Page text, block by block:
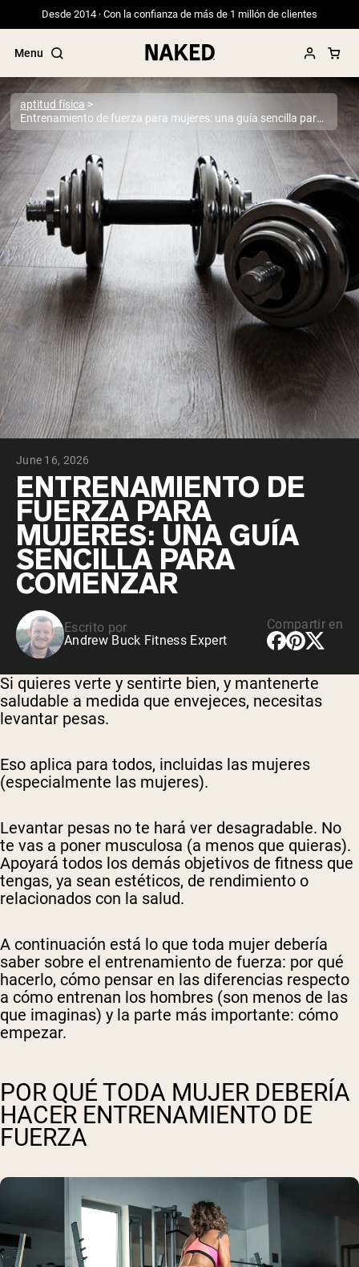
Desde 2014 · Con la confianza de más de 1 millón de clientes
Menu
Términos de Búsqueda Populares
”Protein Powder“
”Overnight Oats“
”Vegan protein“
”Collagen“
”Micellar Casein“
aptitud física
Entrenamiento de fuerza para mujeres: una guía sencilla para comenzar
June 16, 2026
ENTRENAMIENTO DE
FUERZA PARA
MUJERES: UNA GUÍA
SENCILLA PARA
COMENZAR
Escrito por
Andrew Buck Fitness Expert
Compartir en
Si quieres verte y sentirte bien, y mantenerte
saludable a medida que envejeces, necesitas
levantar pesas.
Eso aplica para todos, incluidas las mujeres
(especialmente las mujeres).
Levantar pesas no te hará ver desagradable. No
te vas a poner musculosa (a menos que quieras).
Apoyará todos los demás objetivos de fitness que
tengas, ya sean estéticos, de rendimiento o
relacionados con la salud.
A continuación está lo que toda mujer debería
saber sobre el entrenamiento de fuerza: por qué
hacerlo, cómo pensar en las diferencias respecto
a cómo entrenan los hombres (son menos de las
que imaginas) y la parte más importante: cómo
empezar.
POR QUÉ TODA MUJER DEBERÍA
HACER ENTRENAMIENTO DE
FUERZA